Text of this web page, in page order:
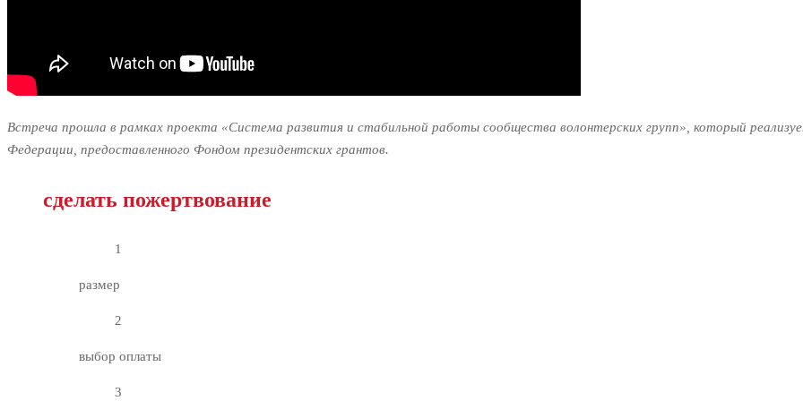
Встреча прошла в рамках проекта «Система развития и стабильной работы сообщества волонтерских групп», который
Федерации, предоставленного Фондом президентских грантов.
сделать пожертвование
1
размер
2
выбор оплаты
3